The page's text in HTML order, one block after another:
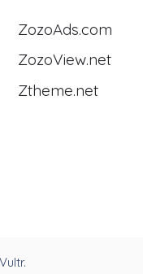
ZozoAds.com
ZozoView.net
Ztheme.net